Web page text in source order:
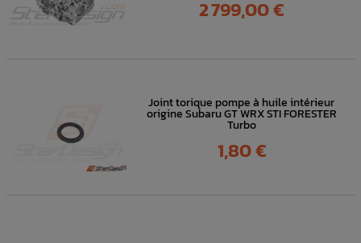
2 799,00 €
Joint torique pompe à huile intérieur
origine Subaru GT WRX STI FORESTER
Turbo
Prix
1,80 €